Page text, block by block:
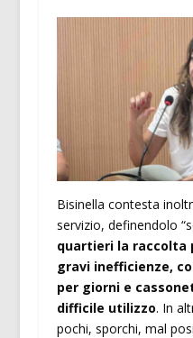
Bisinella contesta
servizio, definendolo
quartieri la raccolta
gravi inefficienze,
per giorni e
difficile utilizzo. In
pochi, sporchi, mal